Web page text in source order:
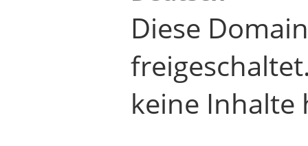
Diese
keine Inhalte